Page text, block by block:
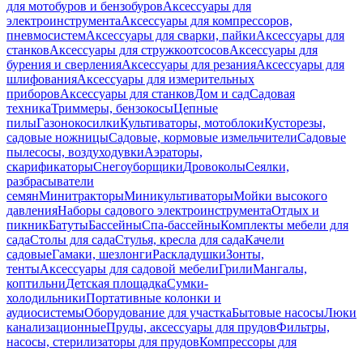
для мотобуров и бензобуровАксессуары для
электроинструментаАксессуары для компрессоров,
пневмосистемАксессуары для сварки, пайкиАксессуары для
станковАксессуары для стружкоотсосовАксессуары для
бурения и сверленияАксессуары для резанияАксессуары для
шлифованияАксессуары для измерительных
приборовАксессуары для станковДом и садСадовая
техникаТриммеры, бензокосыЦепные
пилыГазонокосилкиКультиваторы, мотоблокиКусторезы,
садовые ножницыСадовые, кормовые измельчителиСадовые
пылесосы, воздуходувкиАэраторы,
скарификаторыСнегоуборщикиДровоколыСеялки,
разбрасыватели
семянМинитракторыМиникультиваторыМойки высокого
давленияНаборы садового электроинструментаОтдых и
пикникБатутыБассейныСпа-бассейныКомплекты мебели для
садаСтолы для садаСтулья, кресла для садаКачели
садовыеГамаки, шезлонгиРаскладушкиЗонты,
тентыАксессуары для садовой мебелиГрилиМангалы,
коптильниДетская площадкаСумки-
холодильникиПортативные колонки и
аудиосистемыОборудование для участкаБытовые насосыЛюки
канализационныеПруды, аксессуары для прудовФильтры,
насосы, стерилизаторы для прудовКомпрессоры для